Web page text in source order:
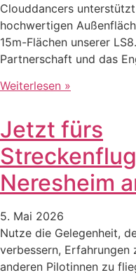
Clouddancers
hochwertigen
15m-Flächen unserer
Partnerschaft und das
Weiterlesen »
Jetzt fürs
Neresheim
5. Mai 2026
Nutze die Gelegenheit,
verbessern, Erfahrungen
anderen Pilotinnen zu